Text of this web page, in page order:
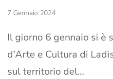
7 Gennaio 2024
Il giorno 6 gennaio si è
d’Arte e Cultura di
sul territorio del…